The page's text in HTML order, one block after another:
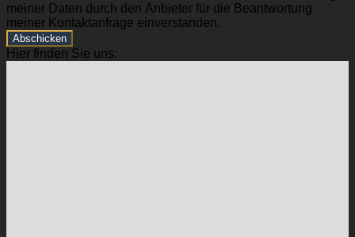
meiner Daten durch den Anbieter für die Beantwortung
meiner Kontaktanfrage einverstanden.
Abschicken
Hier finden Sie uns: